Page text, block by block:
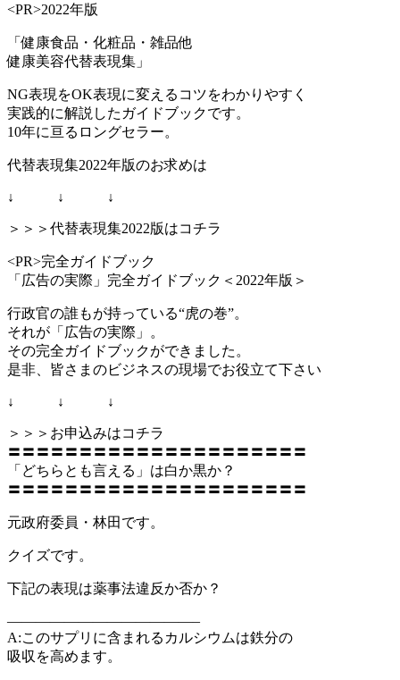
<PR>2022年版
「健康食品・化粧品・雑品他
健康美容代替表現集」
NG表現をOK表現に変えるコツをわかりやすく
実践的に解説したガイドブックです。
10年に亘るロングセラー。
代替表現集2022年版のお求めは
↓ ↓ ↓
＞＞＞代替表現集2022版はコチラ
<PR>完全ガイドブック
「広告の実際」完全ガイドブック＜2022年版＞
行政官の誰もが持っている“虎の巻”。
それが「広告の実際」。
その完全ガイドブックができました。
是非、皆さまのビジネスの現場でお役立て下さい
↓ ↓ ↓
＞＞＞お申込みはコチラ
〓〓〓〓〓〓〓〓〓〓〓〓〓〓〓〓〓〓〓〓〓
「どちらとも言える」は白か黒か？
〓〓〓〓〓〓〓〓〓〓〓〓〓〓〓〓〓〓〓〓〓
元政府委員・林田です。
クイズです。
下記の表現は薬事法違反か否か？
—————————————–
A:このサプリに含まれるカルシウムは鉄分の
吸収を高めます。